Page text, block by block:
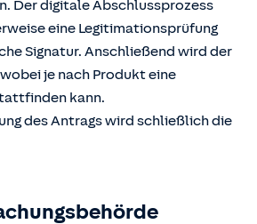
Der digitale Abschlussprozess
eine Legitimationsprüfung
Signatur. Anschließend wird der
je nach Produkt eine
kann.
des Antrags wird schließlich die